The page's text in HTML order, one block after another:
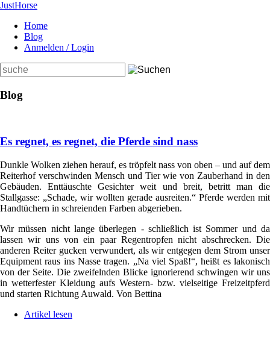
JustHorse
Home
Blog
Anmelden / Login
Suchbegriffe
Blog
Es regnet, es regnet, die Pferde sind nass
Dunkle Wolken ziehen herauf, es tröpfelt nass von oben – und auf dem
Reiterhof verschwinden Mensch und Tier wie von Zauberhand in den
Gebäuden. Enttäuschte Gesichter weit und breit, betritt man die
Stallgasse: „Schade, wir wollten gerade ausreiten.“ Pferde werden mit
Handtüchern in schreienden Farben abgerieben.
Wir müssen nicht lange überlegen - schließlich ist Sommer und da
lassen wir uns von ein paar Regentropfen nicht abschrecken. Die
anderen Reiter gucken verwundert, als wir entgegen dem Strom unser
Equipment raus ins Nasse tragen. „Na viel Spaß!“, heißt es lakonisch
von der Seite. Die zweifelnden Blicke ignorierend schwingen wir uns
in wetterfester Kleidung aufs Western- bzw. vielseitige Freizeitpferd
und starten Richtung Auwald. Von Bettina
Artikel lesen